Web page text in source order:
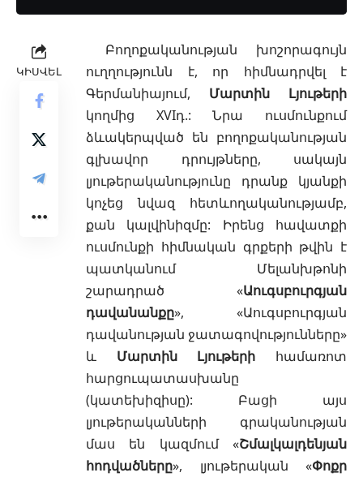
ԿԻՍՎԵԼ
Բողոքականության խոշորագույն
ուղղությունն է, որ հիմնադրվել է
Գերմանիայում, Մարտին Լյութերի
կողմից XVIդ.: Նրա ուսմունքում
ձևակերպված են բողոքականության
գլխավոր դրույթները, սակայն
լյութերականությունը դրանք կյանքի
կոչեց նվազ հետևողականությամբ,
քան կալվինիզմը: Իրենց հավատքի
ուսմունքի հիմնական գրքերի թվին է
պատկանում Մելանխթոնի
շարադրած «Աուգսբուրգյան
դավանանքը», «Աուգսբուրգյան
դավանության ջատագովությունները»
և Մարտին Լյութերի համառոտ
հարցուպատասխանը
(կատեխիզիսը): Բացի այս
լյութերականների գրականության
մաս են կազմում «Շմալկալդենյան
հոդվածները», լյութերական «Փոքր